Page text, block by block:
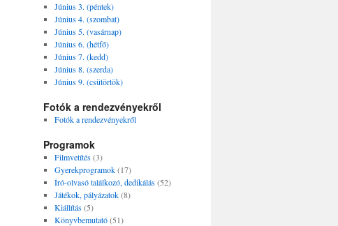
Június 3. (péntek)
Június 4. (szombat)
Június 5. (vasárnap)
Június 6. (hétfő)
Június 7. (kedd)
Június 8. (szerda)
Június 9. (csütörtök)
Fotók a rendezvényekről
Fotók a rendezvényekről
Programok
Filmvetítés(3)
Gyerekprogramok(17)
Író-olvasó találkozó, dedikálás(52)
Játékok, pályázatok(8)
Kiállítás(5)
Könyvbemutató(51)